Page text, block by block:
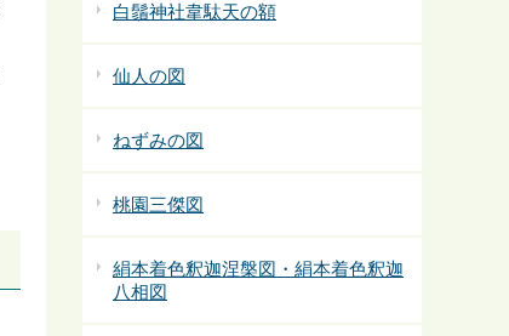
白鬚神社韋駄天の額
仙人の図
ねずみの図
桃園三傑図
絹本着色釈迦涅槃図・絹本着色釈迦
八相図